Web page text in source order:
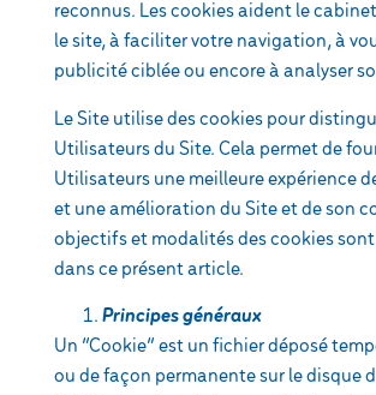
reconnus. Les cookies aident le
le site, à faciliter votre navigation, à
publicité ciblée ou encore à analyser
Le Site utilise des cookies pour
Utilisateurs du Site. Cela permet de
Utilisateurs une meilleure expérience
et une amélioration du Site et de son
objectifs et modalités des cookies
dans ce présent article.
Principes généraux
Un “Cookie” est un fichier déposé
ou de façon permanente sur le disque